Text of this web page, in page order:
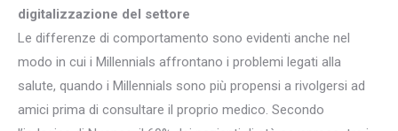
digitalizzazione del settore
Le differenze di comportamento sono evidenti anche nel
modo in cui i Millennials affrontano i problemi legati alla
salute, quando i Millennials sono più propensi a rivolgersi ad
amici prima di consultare il proprio medico. Secondo